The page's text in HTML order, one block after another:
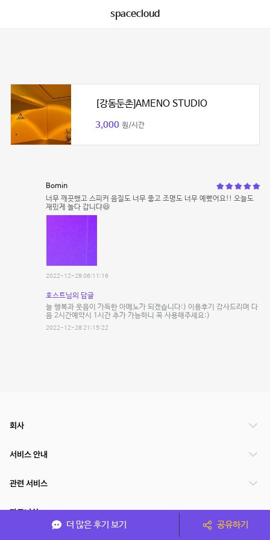
spacecloud
[강동둔촌]AMENO STUDIO
3,000 원/시간
Bomin
너무 깨끗했고 스피커 음질도 너무 좋고 조명도 너무 예뻤어요!! 오늘도
재밌게 놀다 갑니댜😆
2022-12-28 06:11:16
호스트님의 답글
늘 행복과 웃음이 가득한 아메노가 되겠습니다:) 이용후기 감사드리며 다
음 2시간예약시 1시간 추가 가능하니 꼭 사용해주세요:)
2022-12-28 21:15:22
더 많은 후기 보기 공유하기
회사
서비스 안내
관련 서비스
파트너쉽